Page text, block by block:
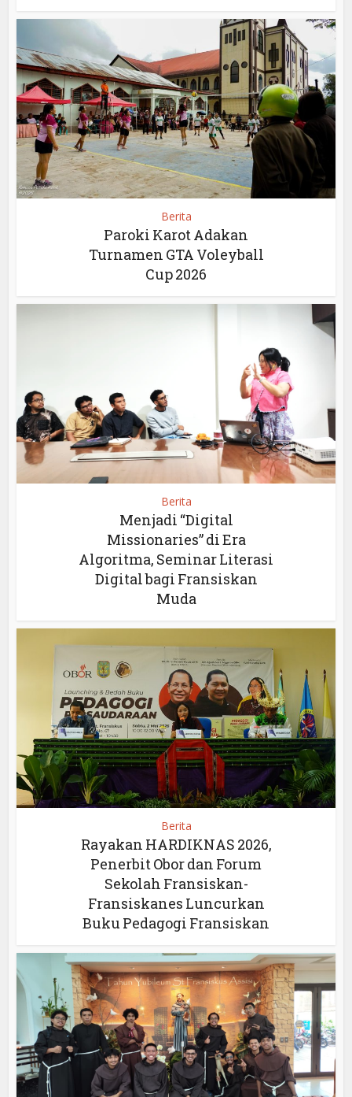
Berita
Paroki Karot Adakan
Turnamen GTA Voleyball
Cup 2026
Berita
Menjadi “Digital
Missionaries” di Era
Algoritma, Seminar Literasi
Digital bagi Fransiskan
Muda
Berita
Rayakan HARDIKNAS 2026,
Penerbit Obor dan Forum
Sekolah Fransiskan-
Fransiskanes Luncurkan
Buku Pedagogi Fransiskan